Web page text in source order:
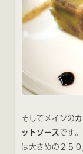
そしてメインの
ットソース です
は大きめの２５